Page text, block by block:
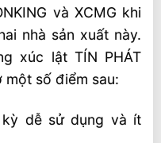
và XCMG khi
nhà sản xuất này.
xúc lật TÍN PHÁT
một số điểm sau:
dễ sử dụng và ít